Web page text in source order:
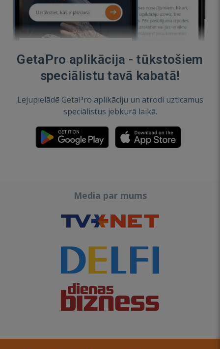
GetaPro aplikācija - tūkstošiem
speciālistu tavā kabatā!
Lejupielādē GetaPro aplikāciju un atrodi uzticamus
speciālistus jebkurā laikā.
Media par mums